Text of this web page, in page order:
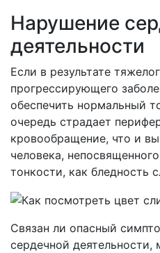
Нарушение
деятельности
Если в результате
прогрессирующего
обеспечить нормальный
очередь страдает
кровообращение, что и
человека,
тонкости, как бледность
Связан ли опасный
сердечной деятельности,